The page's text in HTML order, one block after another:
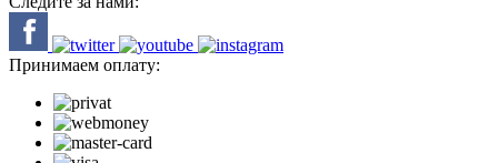
Принимаем оплату: